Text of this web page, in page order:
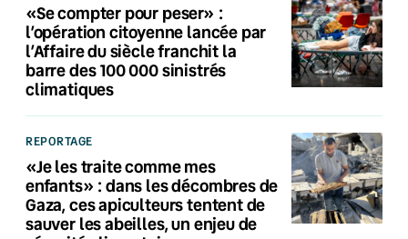
«Se compter pour peser» :
l’opération citoyenne lancée par
l’Affaire du siècle franchit la
barre des 100 000 sinistrés
climatiques
REPORTAGE
«Je les traite comme mes
enfants» : dans les décombres de
Gaza, ces apiculteurs tentent de
sauver les abeilles, un enjeu de